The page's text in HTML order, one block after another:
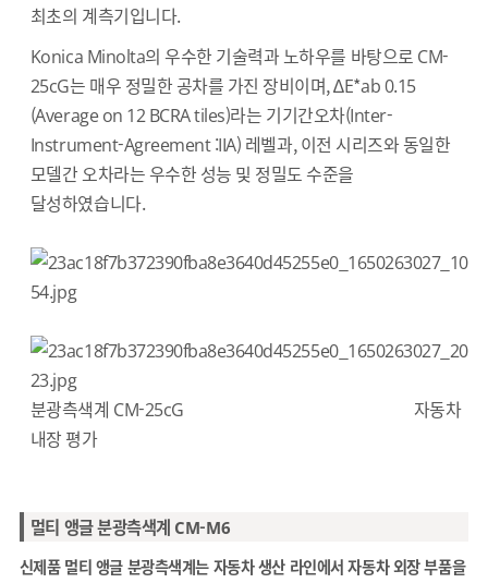
최초의 계측기입니다.
Konica Minolta의 우수한 기술력과 노하우를 바탕으로 CM-
25cG는 매우 정밀한 공차를 가진 장비이며, ∆E*ab 0.15
(Average on 12 BCRA tiles)라는 기기간오차(Inter-
Instrument-Agreement :IIA) 레벨과, 이전 시리즈와 동일한
모델간 오차라는 우수한 성능 및 정밀도 수준을
달성하였습니다.
분광측색계 CM-25cG 자동차
내장 평가
멀티 앵글 분광측색계 CM-M6
신제품 멀티 앵글 분광측색계는 자동차 생산 라인에서 자동차 외장 부품을